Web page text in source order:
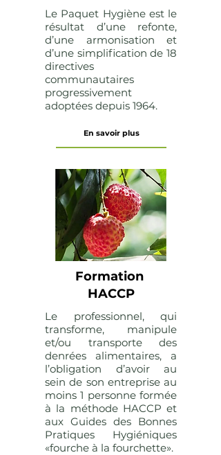
Le Paquet Hygiène est le
résultat d’une refonte,
d’une armonisation et
d’une simplification de 18
directives
communautaires
progressivement
adoptées depuis 1964.
En savoir plus
Formation
HACCP
Le professionnel, qui
transforme, manipule
et/ou transporte des
denrées alimentaires, a
l’obligation d’avoir au
sein de son entreprise au
moins 1 personne formée
à la méthode HACCP et
aux Guides des Bonnes
Pratiques Hygiéniques
«fourche à la fourchette».